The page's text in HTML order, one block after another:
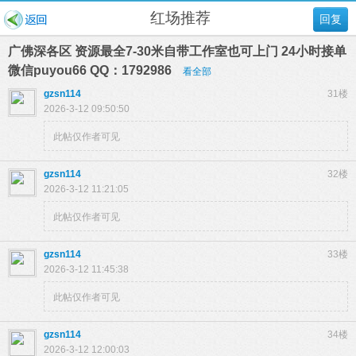
回复
红场推荐
广佛深各区 资源最全7-30米自带工作室也可上门 24小时接单
微信puyou66 QQ：1792986
看全部
31楼
gzsn114
2026-3-12 09:50:50
此帖仅作者可见
32楼
gzsn114
2026-3-12 11:21:05
此帖仅作者可见
33楼
gzsn114
2026-3-12 11:45:38
此帖仅作者可见
34楼
gzsn114
2026-3-12 12:00:03